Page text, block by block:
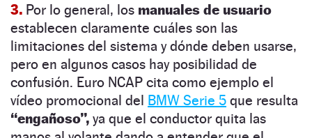
3. Por lo general, los manuales de usuario
establecen claramente cuáles son las
limitaciones del sistema y dónde deben usarse,
pero en algunos casos hay posibilidad de
confusión. Euro NCAP cita como ejemplo el
vídeo promocional del BMW Serie 5 que resulta
“engañoso”, ya que el conductor quita las